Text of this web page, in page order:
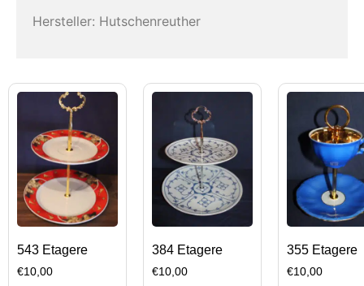
Hersteller: Hutschenreuther
543 Etagere
€10,00
384 Etagere
€10,00
355 Etagere
€10,00